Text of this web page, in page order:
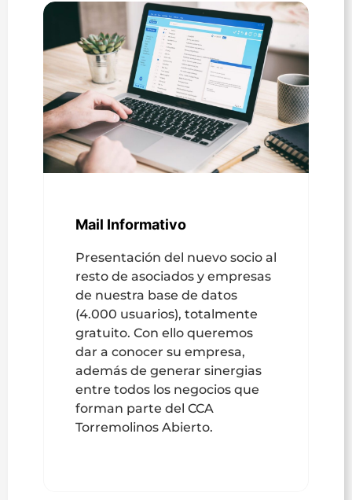
Mail Informativo
Presentación del nuevo socio al
resto de asociados y empresas
de nuestra base de datos
(4.000 usuarios), totalmente
gratuito. Con ello queremos
dar a conocer su empresa,
además de generar sinergias
entre todos los negocios que
forman parte del CCA
Torremolinos Abierto.